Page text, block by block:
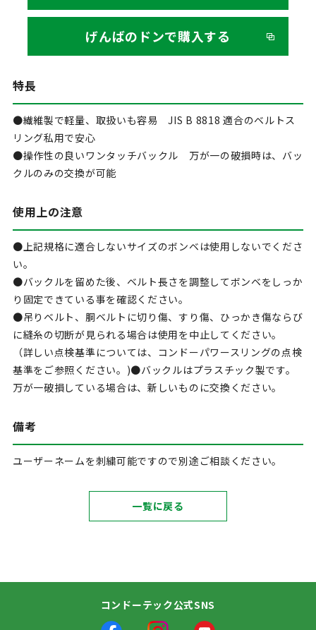
げんばのドンで購入する
特長
●繊維製で軽量、取扱いも容易JIS B 8818 適合のベルトス
リング私用で安心
●操作性の良いワンタッチバックル 万が一の破損時は、バッ
クルのみの交換が可能
使用上の注意
●上記規格に適合しないサイズのボンベは使用しないでくださ
い。
●バックルを留めた後、ベルト長さを調整してボンベをしっか
り固定できている事を確認ください。
●吊りベルト、胴ベルトに切り傷、すり傷、ひっかき傷ならび
に縫糸の切断が見られる場合は使用を中止してください。
（詳しい点検基準については、コンドーパワースリングの点検
基準をご参照ください。)●バックルはプラスチック製です。
万が一破損している場合は、新しいものに交換ください。
備考
ユーザーネームを刺繍可能ですので別途ご相談ください。
一覧に戻る
コンドーテック公式SNS